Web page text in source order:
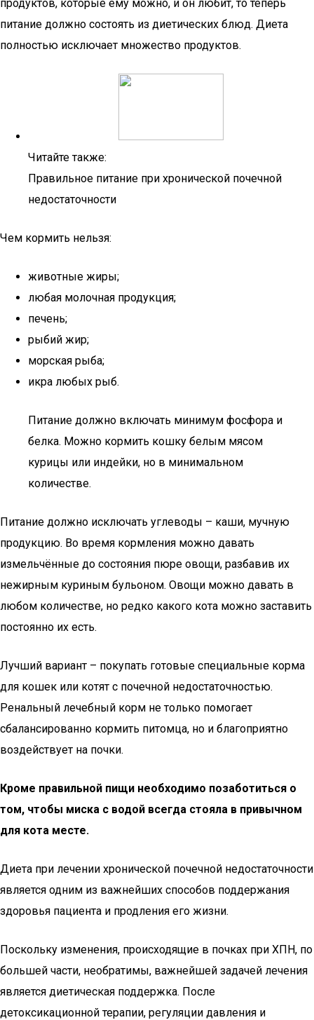
продуктов, которые ему можно, и он любит, то теперь
питание должно состоять из диетических блюд. Диета
полностью исключает множество продуктов.
Читайте также:
Правильное питание при хронической почечной
недостаточности
Чем кормить нельзя:
животные жиры;
любая молочная продукция;
печень;
рыбий жир;
морская рыба;
икра любых рыб.
Питание должно включать минимум фосфора и
белка. Можно кормить кошку белым мясом
курицы или индейки, но в минимальном
количестве.
Питание должно исключать углеводы – каши, мучную
продукцию. Во время кормления можно давать
измельчённые до состояния пюре овощи, разбавив их
нежирным куриным бульоном. Овощи можно давать в
любом количестве, но редко какого кота можно заставить
постоянно их есть.
Лучший вариант – покупать готовые специальные корма
для кошек или котят с почечной недостаточностью.
Ренальный лечебный корм не только помогает
сбалансированно кормить питомца, но и благоприятно
воздействует на почки.
Кроме правильной пищи необходимо позаботиться о
том, чтобы миска с водой всегда стояла в привычном
для кота месте.
Диета при лечении хронической почечной недостаточности
является одним из важнейших способов поддержания
здоровья пациента и продления его жизни.
Поскольку изменения, происходящие в почках при ХПН, по
большей части, необратимы, важнейшей задачей лечения
является диетическая поддержка. После
детоксикационной терапии, регуляции давления и